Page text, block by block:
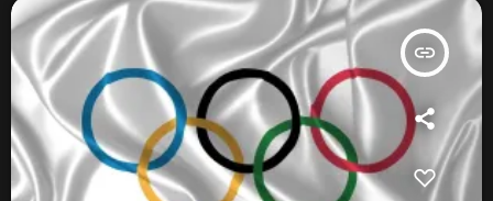
ON AIR
Upcoming shows
TOP CHART
insert_link